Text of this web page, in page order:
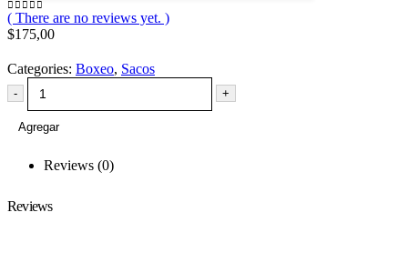
0 out of 5
( There are no reviews yet. )
$175,00
Categories: Boxeo, Sacos
- +
Agregar
Reviews (0)
Reviews